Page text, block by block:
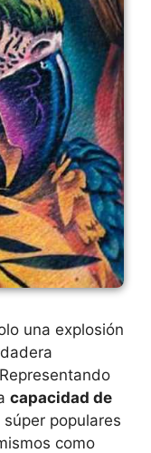
una explosión
capacidad de
populares
como